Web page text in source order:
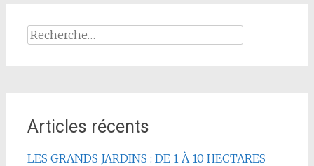
Rechercher :
Articles récents
LES GRANDS JARDINS : DE 1 À 10 HECTARES